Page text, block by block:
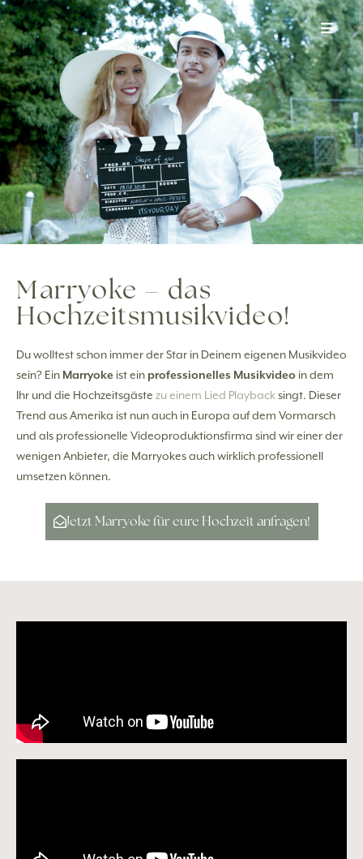
Zum
Inhalt
springen
Marryoke – das
Hochzeitsmusikvideo!
Du wolltest schon immer der Star in Deinem eigenen Musikvideo
sein? Ein Marryoke ist ein professionelles Musikvideo in dem
Ihr und die Hochzeitsgäste zu einem Lied Playbacksingt. Dieser
Trend aus Amerika ist nun auch in Europa auf dem Vormarsch
und als professionelle Videoproduktionsfirma sind wir einer der
wenigen Anbieter, die Marryokes auch wirklich professionell
umsetzen können.
Jetzt Marryoke für eure Hochzeit anfragen!